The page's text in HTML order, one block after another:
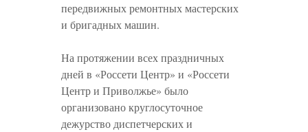
передвижных ремонтных мастерских
и бригадных машин.
На протяжении всех праздничных
дней в «Россети Центр» и «Россети
Центр и Приволжье» было
организовано круглосуточное
дежурство диспетчерских и